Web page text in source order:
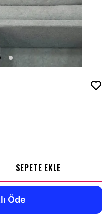
SEPETE EKLE